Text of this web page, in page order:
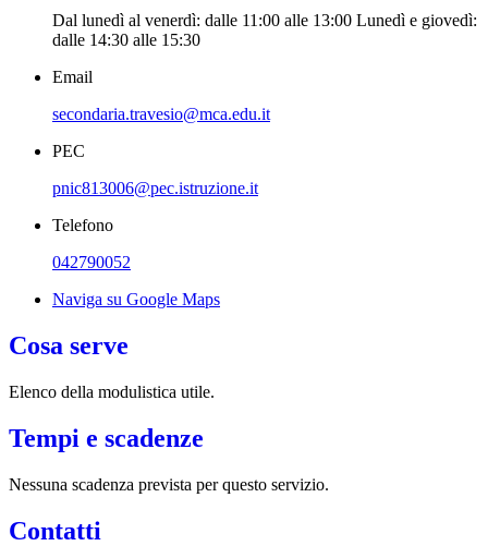
Dal lunedì al venerdì: dalle 11:00 alle 13:00 Lunedì e giovedì:
dalle 14:30 alle 15:30
Email
secondaria.travesio@mca.edu.it
PEC
pnic813006@pec.istruzione.it
Telefono
042790052
Naviga su Google Maps
Cosa serve
Elenco della modulistica utile.
Tempi e scadenze
Nessuna scadenza prevista per questo servizio.
Contatti